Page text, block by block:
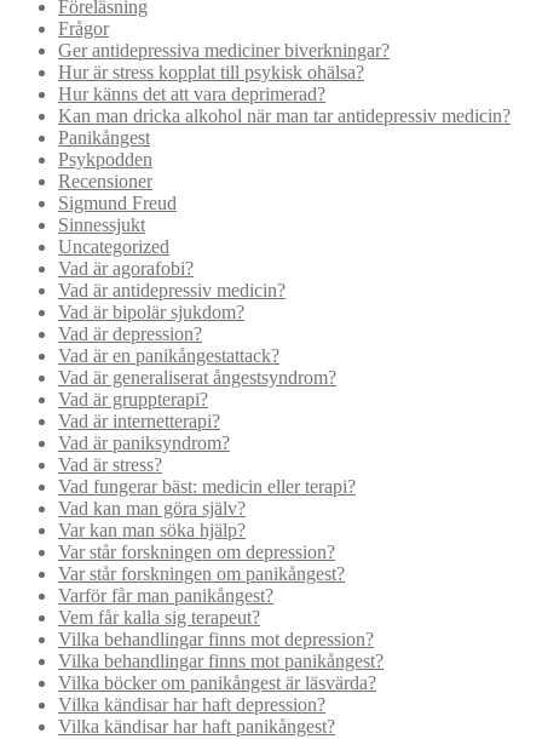
Föreläsning
Frågor
Ger antidepressiva mediciner biverkningar?
Hur är stress kopplat till psykisk ohälsa?
Hur känns det att vara deprimerad?
Kan man dricka alkohol när man tar antidepressiv medicin?
Panikångest
Psykpodden
Recensioner
Sigmund Freud
Sinnessjukt
Uncategorized
Vad är agorafobi?
Vad är antidepressiv medicin?
Vad är bipolär sjukdom?
Vad är depression?
Vad är en panikångestattack?
Vad är generaliserat ångestsyndrom?
Vad är gruppterapi?
Vad är internetterapi?
Vad är paniksyndrom?
Vad är stress?
Vad fungerar bäst: medicin eller terapi?
Vad kan man göra själv?
Var kan man söka hjälp?
Var står forskningen om depression?
Var står forskningen om panikångest?
Varför får man panikångest?
Vem får kalla sig terapeut?
Vilka behandlingar finns mot depression?
Vilka behandlingar finns mot panikångest?
Vilka böcker om panikångest är läsvärda?
Vilka kändisar har haft depression?
Vilka kändisar har haft panikångest?